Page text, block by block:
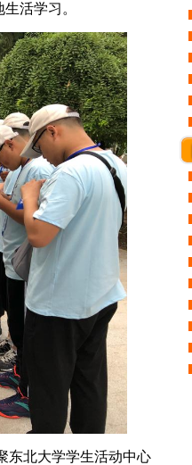
活学习。
东北大学学生活动中心